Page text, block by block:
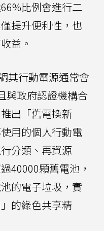
比例會進行二
提升便利性，也
益。
其行動電源通常會
與政府認證機構合
出「舊電換新
用的個人行動電
分類、再資源
40000顆舊電池，
的電子垃圾，實
的綠色共享精